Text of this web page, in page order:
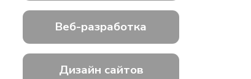
Веб-разработка
Дизайн сайтов